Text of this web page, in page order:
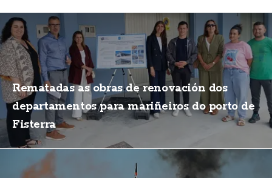
Rematadas as obras de renovación dos
departamentos para mariñeiros do porto de
Fisterra